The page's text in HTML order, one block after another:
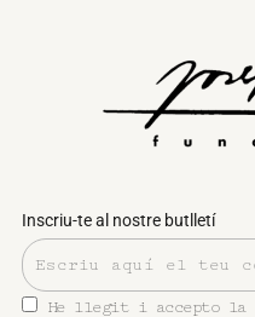
Inscriu-te al nostre butlletí
He llegit i accepto la